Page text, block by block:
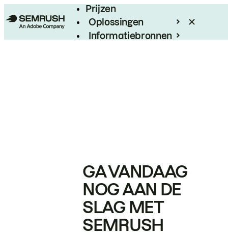
Prijzen
Oplossingen
Informatiebronnen
GA VANDAAG
NOG AAN DE
SLAG MET
SEMRUSH